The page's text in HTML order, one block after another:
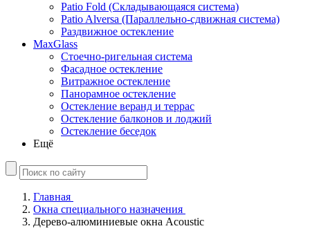
Patio Fold (Складывающаяся система)
Patio Alversa (Параллельно-сдвижная система)
Раздвижное остекление
MaxGlass
Стоечно-ригельная система
Фасадное остекление
Витражное остекление
Панорамное остекление
Остекление веранд и террас
Остекление балконов и лоджий
Остекление беседок
Ещё
Главная
Окна специального назначения
Дерево-алюминиевые окна Acoustic